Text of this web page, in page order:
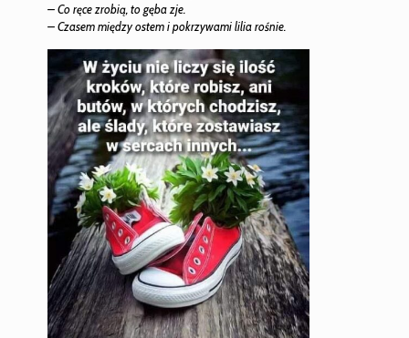
– Co ręce zrobią, to gęba zje.
– Czasem między ostem i pokrzywami lilia rośnie.